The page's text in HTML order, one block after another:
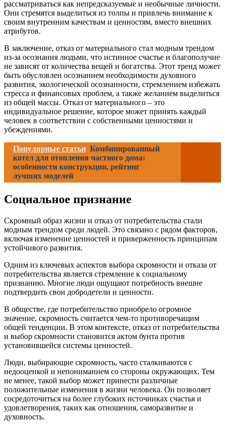
рассматриваться как непредсказуемые и необычные личности.
Они стремятся выделиться из толпы и привлечь внимание к
своим внутренним качествам и ценностям, вместо внешних
атрибутов.
В заключение, отказ от материального стал модным трендом
из-за осознания людьми, что истинное счастье и благополучие
не зависят от количества вещей и богатства. Этот тренд может
быть обусловлен осознанием необходимости духовного
развития, экологической осознанности, стремлением избежать
стресса и финансовых проблем, а также желанием выделиться
из общей массы. Отказ от материального – это
индивидуальное решение, которое может принять каждый
человек в соответствии с собственными ценностями и
убеждениями.
Популярные статьи Комбинированный
котел для отопления частного дома:
особенности конструкции, рейтинг
лучших моделей
Социальное признание
Скромный образ жизни и отказ от потребительства стали
модным трендом среди людей. Это связано с рядом факторов,
включая изменение ценностей и приверженность принципам
устойчивого развития.
Одним из ключевых аспектов выбора скромности и отказа от
потребительства является стремление к социальному
признанию. Многие люди ощущают потребность внешне
подтвердить свои добродетели и ценности.
В обществе, где потребительство приобрело огромное
значение, скромность считается чем-то противоречащим
общей тенденции. В этом контексте, отказ от потребительства
и выбор скромности становится актом бунта против
установившейся системы ценностей.
Люди, выбирающие скромность, часто сталкиваются с
недооценкой и непониманием со стороны окружающих. Тем
не менее, такой выбор может принести различные
положительные изменения в жизни человека. Он позволяет
сосредоточиться на более глубоких источниках счастья и
удовлетворения, таких как отношения, саморазвитие и
духовность.